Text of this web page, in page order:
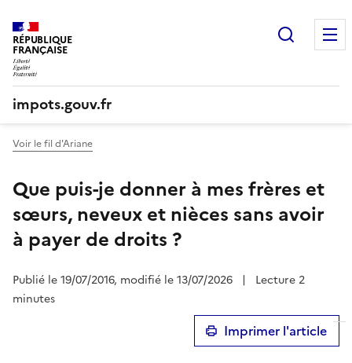
RÉPUBLIQUE
FRANÇAISE
impots.gouv.fr
Voir le fil d'Ariane
Que puis-je donner à mes frères et
sœurs, neveux et nièces sans avoir
à payer de droits ?
Publié le 19/07/2016, modifié le 13/07/2026 |
Lecture 2
minutes
Imprimer l'article